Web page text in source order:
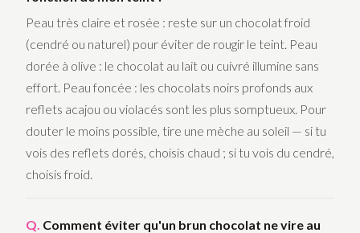
Peau très claire et rosée : reste sur un chocolat froid
(cendré ou naturel) pour éviter de rougir le teint. Peau
dorée à olive : le chocolat au lait ou cuivré illumine sans
effort. Peau foncée : les chocolats noirs profonds aux
reflets acajou ou violacés sont les plus somptueux. Pour
douter le moins possible, tire une mèche au soleil — si tu
vois des reflets dorés, choisis chaud ; si tu vois du cendré,
choisis froid.
Comment éviter qu'un brun chocolat ne vire au